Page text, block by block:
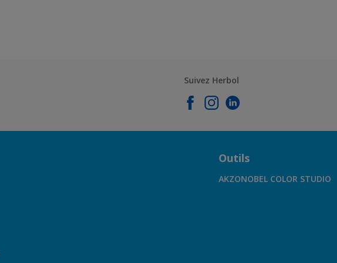
Suivez Herbol
Outils
AKZONOBEL COLOR STUDIO